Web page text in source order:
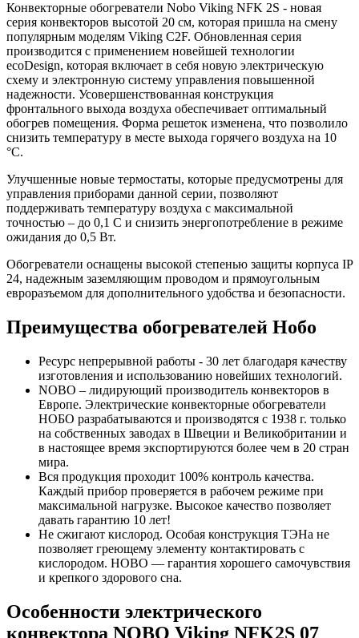
Конвекторные обогреватели Nobo Viking NFK 2S - новая
серия конвекторов высотой 20 см, которая пришла на смену
популярным моделям Viking C2F. Обновленная серия
производится с применением новейшей технологии
ecoDesign, которая включает в себя новую электрическую
схему и электронную систему управления повышенной
надежности. Усовершенствованная конструкция
фронтального выхода воздуха обеспечивает оптимальный
обогрев помещения. Форма решеток изменена, что позволило
снизить температуру в месте выхода горячего воздуха на 10
°C.
Улучшенные новые термостаты, которые предусмотрены для
управления приборами данной серии, позволяют
поддерживать температуру воздуха с максимальной
точностью – до 0,1 С и снизить энергопотребление в режиме
ожидания до 0,5 Вт.
Обогреватели оснащены высокой степенью защиты корпуса IP
24, надежным заземляющим проводом и прямоугольным
евроразъемом для дополнительного удобства и безопасности.
Преимущества обогревателей Нобо
Ресурс непрерывной работы - 30 лет благодаря качеству
изготовления и использованию новейших технологий.
NOBO – лидирующий производитель конвекторов в
Европе. Электрические конвекторные обогреватели
НОБО разрабатываются и производятся с 1938 г. только
на собственных заводах в Швеции и Великобритании и
в настоящее время экспортируются более чем в 20 стран
мира.
Вся продукция проходит 100% контроль качества.
Каждый прибор проверяется в рабочем режиме при
максимальной нагрузке. Высокое качество позволяет
давать гарантию 10 лет!
Не сжигают кислород. Особая конструкция ТЭНа не
позволяет греющему элементу контактировать с
кислородом. НОВО — гарантия хорошего самочувствия
и крепкого здорового сна.
Особенности электрического
конвектора NOBO Viking NFK2S 07